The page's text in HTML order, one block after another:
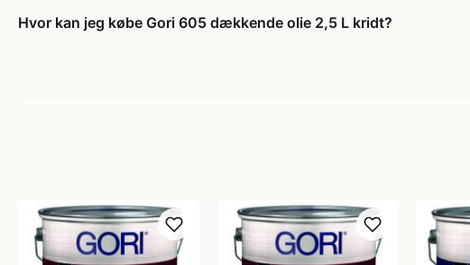
Hvor kan jeg købe Gori 605 dækkende olie 2,5 L kridt?